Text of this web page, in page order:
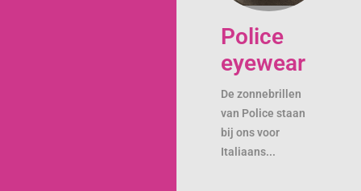
Police
eyewear
De zonnebrillen
van Police staan
bij ons voor
Italiaans...